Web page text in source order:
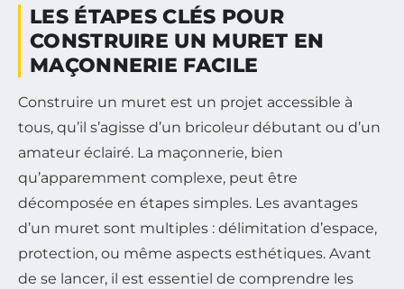
LES ÉTAPES CLÉS POUR
CONSTRUIRE UN MURET EN
MAÇONNERIE FACILE
Construire un muret est un projet accessible à
tous, qu’il s’agisse d’un bricoleur débutant ou d’un
amateur éclairé. La maçonnerie, bien
qu’apparemment complexe, peut être
décomposée en étapes simples. Les avantages
d’un muret sont multiples : délimitation d’espace,
protection, ou même aspects esthétiques. Avant
de se lancer, il est essentiel de comprendre les